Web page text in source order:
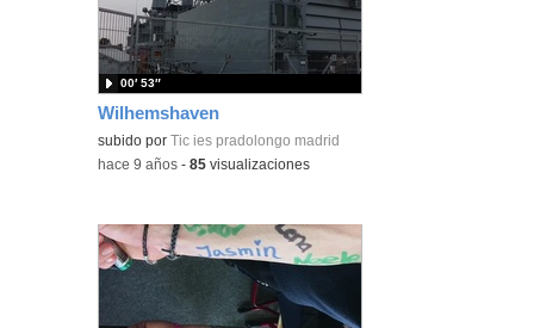
Wilhemshaven
subido porTic ies pradolongo madrid
00′ 53″
-hace 9 años -85 visualizaciones